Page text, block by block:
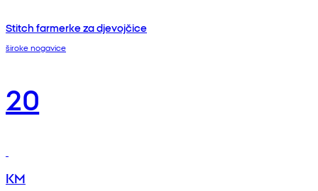
Stitch farmerke za djevojčice
široke nogavice
20
KM